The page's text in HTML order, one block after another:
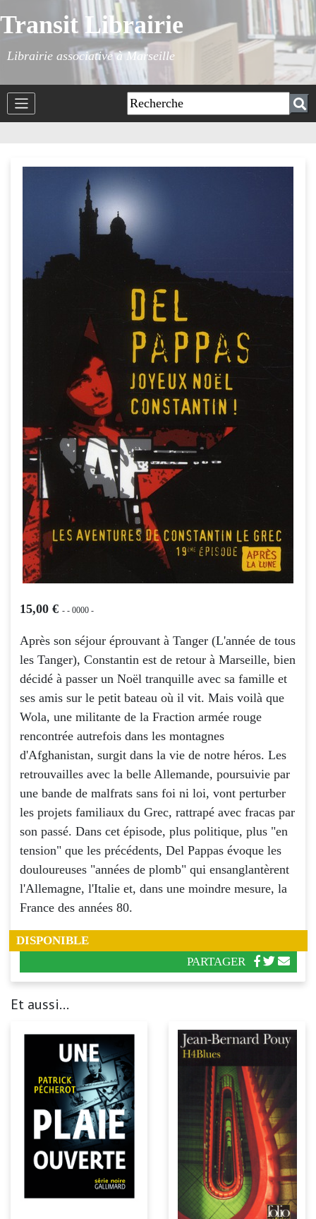
Transit Librairie
Librairie associative à Marseille
15,00 € - - 0000 -
Après son séjour éprouvant à Tanger (L'année de tous
les Tanger), Constantin est de retour à Marseille, bien
décidé à passer un Noël tranquille avec sa famille et
ses amis sur le petit bateau où il vit. Mais voilà que
Wola, une militante de la Fraction armée rouge
rencontrée autrefois dans les montagnes
d'Afghanistan, surgit dans la vie de notre héros. Les
retrouvailles avec la belle Allemande, poursuivie par
une bande de malfrats sans foi ni loi, vont perturber
les projets familiaux du Grec, rattrapé avec fracas par
son passé. Dans cet épisode, plus politique, plus "en
tension" que les précédents, Del Pappas évoque les
douloureuses "années de plomb" qui ensanglantèrent
l'Allemagne, l'Italie et, dans une moindre mesure, la
France des années 80.
DISPONIBLE
PARTAGER
Et aussi...